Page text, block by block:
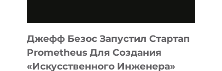
И
LINUX
Джефф Безос Запустил Стартап
Prometheus Для Создания
«искусственного Инженера»